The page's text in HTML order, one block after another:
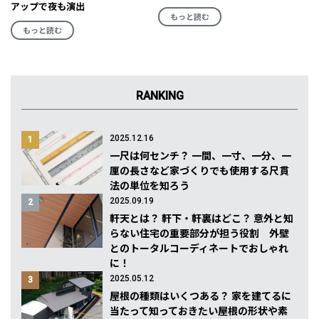
アップで夜も演出
もっと読む
もっと読む
RANKING
1 2025.12.16
一尺は何センチ？ 一間、一寸、一分、一
厘の長さなど家づくりでも使用する尺貫
法の単位を知ろう
2 2025.09.19
軒天とは？ 軒下・軒裏はどこ？ 意外と知
らない住宅の重要部分が担う役割 外壁
とのトータルコーディネートでおしゃれ
に！
3 2025.05.12
屋根の種類はいくつある？ 家を建てるに
当たって知っておきたい屋根の形状や素